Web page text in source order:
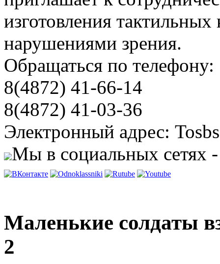
изготовления
нарушениями зрения.
Обращаться по телефону:
8(4872) 41-66-14
8(4872) 41-03-36
Электронный адрес:
Мы в социальных сетях
Маленькие солдаты
2